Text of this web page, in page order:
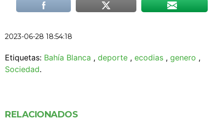
2023-06-28 18:54:18
Etiquetas: Bahía Blanca , deporte , ecodias , genero ,
Sociedad.
RELACIONADOS